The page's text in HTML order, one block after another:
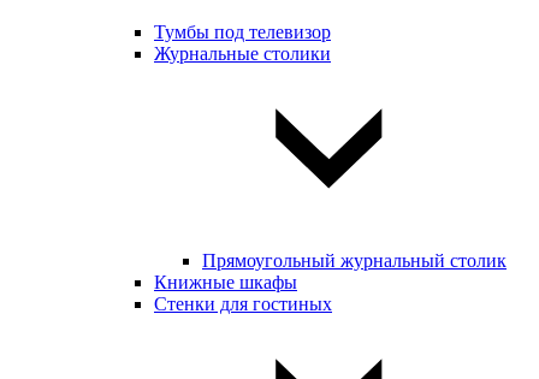
Тумбы под телевизор
Журнальные столики
Прямоугольный журнальный столик
Книжные шкафы
Стенки для гостиных